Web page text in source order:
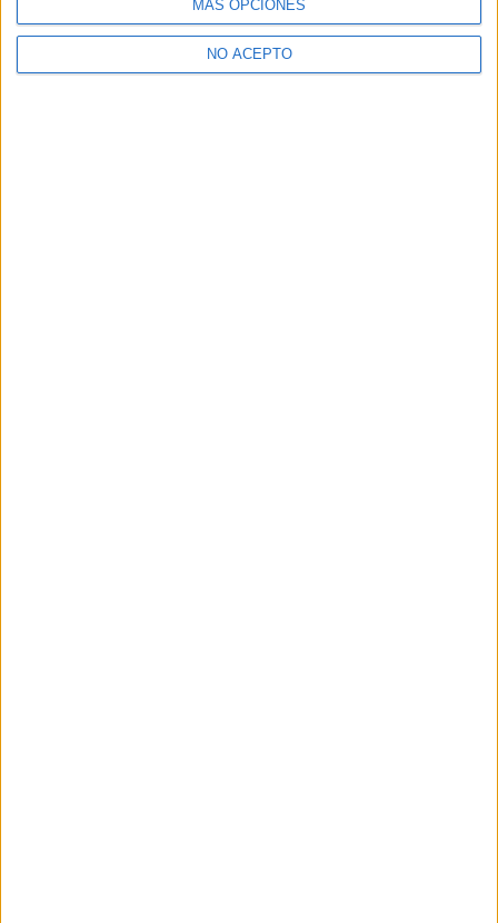
MÁS OPCIONES
NO ACEPTO